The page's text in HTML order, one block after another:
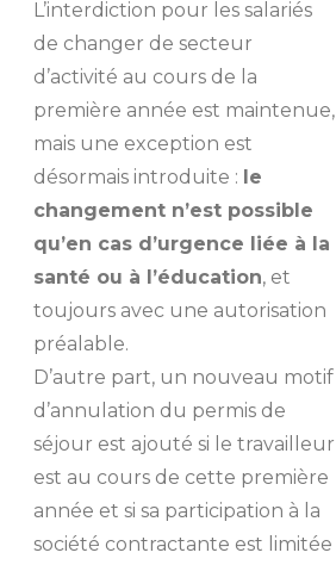
L’interdiction pour les salariés
de changer de secteur
d’activité au cours de la
première année est maintenue,
mais une exception est
désormais introduite : le
changement n’est possible
qu’en cas d’urgence liée à la
santé ou à l’éducation, et
toujours avec une autorisation
préalable.
D’autre part, un nouveau motif
d’annulation du permis de
séjour est ajouté si le travailleur
est au cours de cette première
année et si sa participation à la
société contractante est limitée